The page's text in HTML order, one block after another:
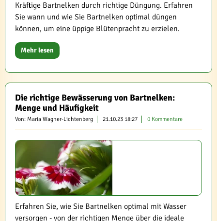
Kräftige Bartnelken durch richtige Düngung. Erfahren
Sie wann und wie Sie Bartnelken optimal düngen
können, um eine üppige Blütenpracht zu erzielen.
Mehr lesen
Die richtige Bewässerung von Bartnelken:
Menge und Häufigkeit
Von: Maria Wagner-Lichtenberg 21.10.23 18:27 0 Kommentare
Erfahren Sie, wie Sie Bartnelken optimal mit Wasser
versorgen - von der richtigen Menge über die ideale